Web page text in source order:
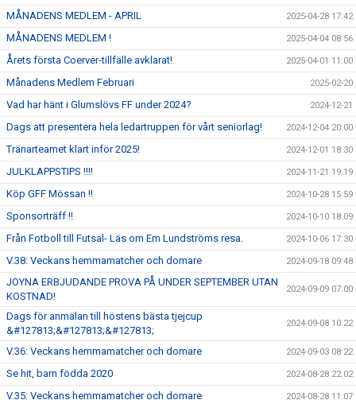
MÅNADENS MEDLEM - APRIL 2025-04-28 17:42
MÅNADENS MEDLEM ! 2025-04-04 08:56
Årets första Coerver-tillfälle avklarat! 2025-04-01 11:00
Månadens Medlem Februari 2025-02-20
Vad har hänt i Glumslövs FF under 2024? 2024-12-21
Dags att presentera hela ledartruppen för vårt seniorlag! 2024-12-04 20:00
Tränarteamet klart inför 2025! 2024-12-01 18:30
JULKLAPPSTIPS !!!! 2024-11-21 19:19
Köp GFF Mössan !! 2024-10-28 15:59
Sponsorträff !! 2024-10-10 18:09
Från Fotboll till Futsal- Läs om Em Lundströms resa. 2024-10-06 17:30
V.38: Veckans hemmamatcher och domare 2024-09-18 09:48
JOYNA ERBJUDANDE PROVA PÅ UNDER SEPTEMBER UTAN
KOSTNAD!
2024-09-09 07:00
Dags för anmälan till höstens bästa tjejcup
&#127813;&#127813;&#127813;
2024-09-08 10:22
V.36: Veckans hemmamatcher och domare 2024-09-03 08:22
Se hit, barn födda 2020 2024-08-28 22:02
V.35: Veckans hemmamatcher och domare 2024-08-28 11:07